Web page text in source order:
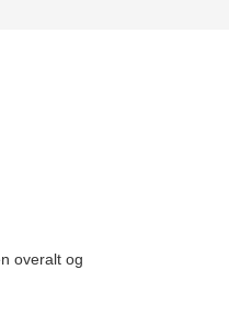
overalt og